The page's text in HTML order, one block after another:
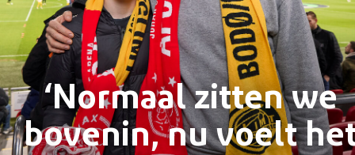
‘Normaal zitten we
bovenin, nu voelt